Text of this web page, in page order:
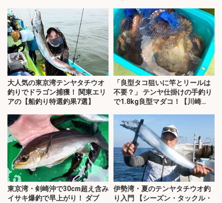
大人気の東京湾テンヤタチウオ
釣りでドラゴン捕獲！ 関東エリ
アの【船釣り特選釣果7選】
「良型タコ狙いに竿とリールは
不要？」 テンヤ仕掛けの手釣り
で1.8kg良型マダコ！【川崎
東京湾・剣崎沖で30cm超え含み
イサキ爆釣で早上がり！ ダブ
伊勢湾・夏のテンヤタチウオ釣
り入門 【シーズン・タックル・